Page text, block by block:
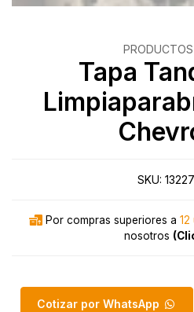
Tapa
SKU:
Por compras superiores a 12
nosotros
Cotizar por WhatsApp